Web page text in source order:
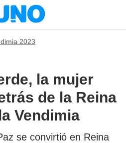
2023
la mujer
de la Reina
Vendimia
se convirtió en Reina